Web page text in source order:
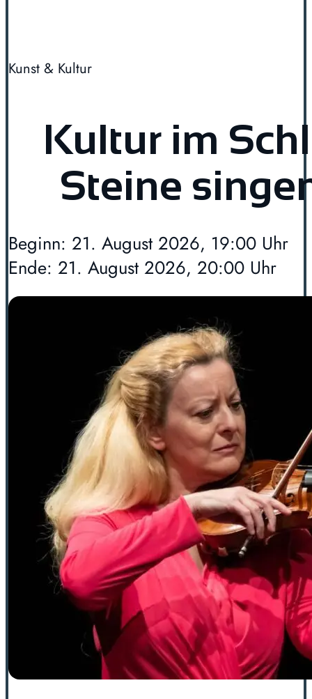
Kunst & Kultur
Kultur im
Steine
Beginn: 21. August 2026, 19:00 Uhr
Ende: 21. August 2026, 20:00 Uhr